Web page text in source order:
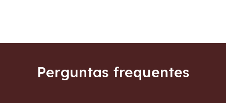
Perguntas frequentes